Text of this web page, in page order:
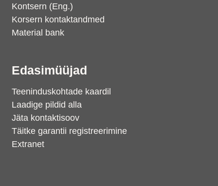
Kontsern (Eng.)
Korsern kontaktandmed
Material bank
Edasimüüjad
Teeninduskohtade kaardil
Laadige pildid alla
Jäta kontaktisoov
Täitke garantii registreerimine
Extranet